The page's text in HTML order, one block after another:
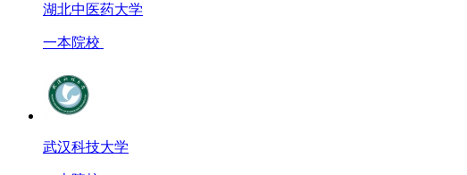
湖北中医药大学
一本院校
武汉科技大学